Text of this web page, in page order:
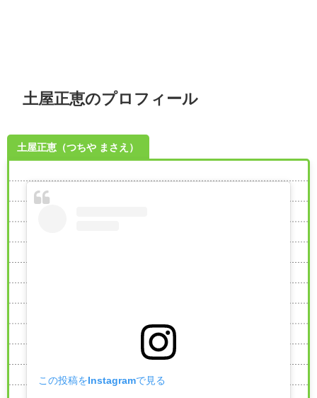
土屋正恵のプロフィール
土屋正恵（つちや まさえ）
この投稿をInstagramで見る